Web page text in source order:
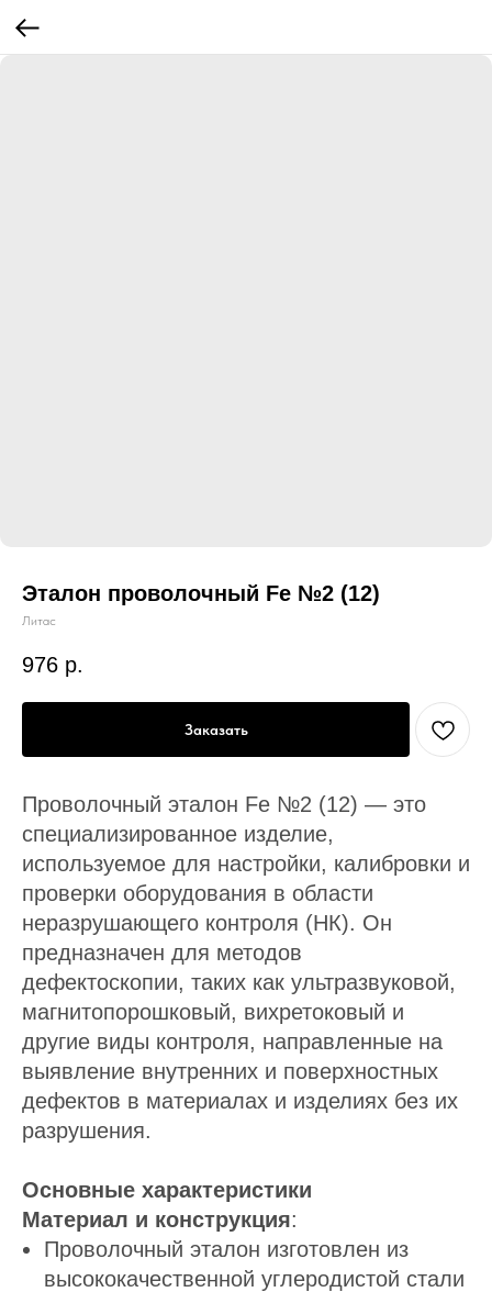
Эталон проволочный Fe №2 (12)
Литас
976 р.
Заказать
Проволочный эталон Fe №2 (12) — это
специализированное изделие,
используемое для настройки, калибровки и
проверки оборудования в области
неразрушающего контроля (НК). Он
предназначен для методов
дефектоскопии, таких как ультразвуковой,
магнитопорошковый, вихретоковый и
другие виды контроля, направленные на
выявление внутренних и поверхностных
дефектов в материалах и изделиях без их
разрушения.
Основные характеристики
Материал и конструкция:
Проволочный эталон изготовлен из
высококачественной углеродистой стали